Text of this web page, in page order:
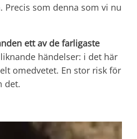
Precis som denna som vi nu
ett av de farligaste
händelser: i det här
omedvetet. En stor risk för
det.